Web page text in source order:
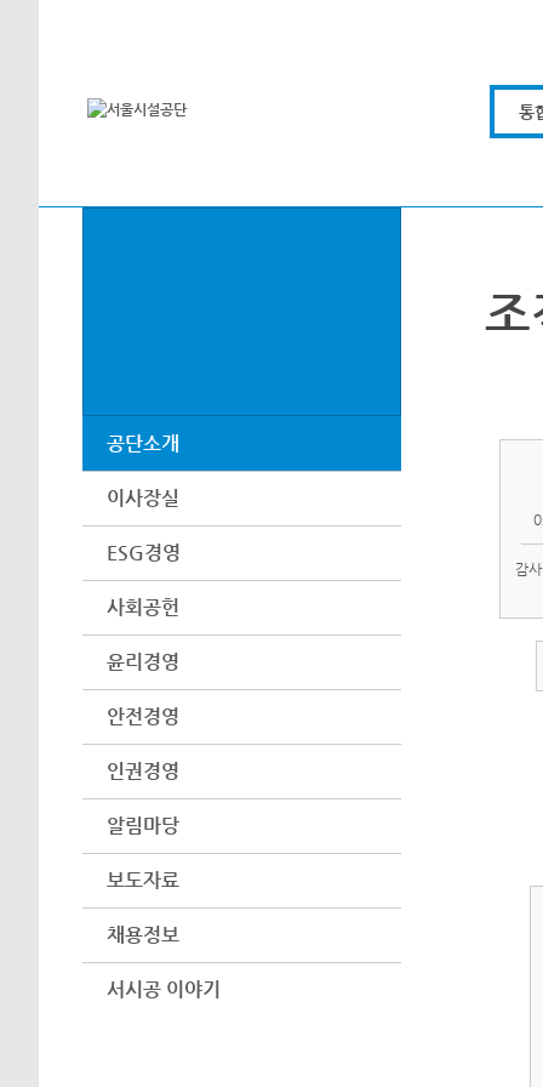
통
공단소개
이사장실
ESG경영
사회공헌
윤리경영
안전경영
인권경영
알림마당
보도자료
채용정보
서시공 이야기
조
감